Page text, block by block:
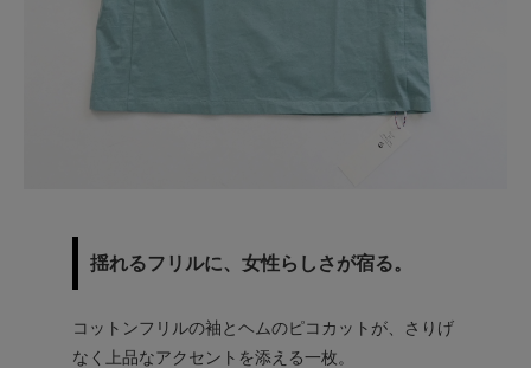
揺れるフリルに、女性らしさが宿る。
コットンフリルの袖とヘムのピコカットが、さりげ
なく上品なアクセントを添える一枚。